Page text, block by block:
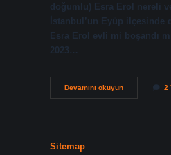
doğumlu) Esra Erol nereli
İstanbul’un Eyüp ilçesinde
Esra Erol evli mi boşandı
2023…
Devamını okuyunEsra
Erol
2
Sitemap